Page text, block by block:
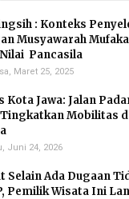
: Konteks
Musyawarah
Pancasila
Maret 25, 2025
Kota Jawa: Jalan
Mobilitas
Juni 24, 2026
Selain Ada Dugaan
Pemilik Wisata Ini